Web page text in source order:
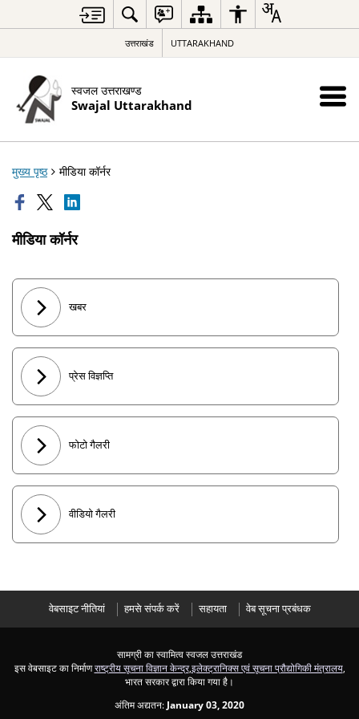
उत्तराखंड UTTARAKHAND
स्वजल उत्तराखण्ड
Swajal Uttarakhand
मुख्य पृष्ठ मीडिया कॉर्नर
मीडिया कॉर्नर
खबर
प्रेस विज्ञप्ति
फोटो गैलरी
वीडियो गैलरी
वेबसाइट नीतियां हमसे संपर्क करें सहायता वेब सूचना प्रबंधक
सामग्री का स्वामित्व स्वजल उत्तराखंड
इस वेबसाइट का निर्माणराष्ट्रीय सूचना विज्ञान केन्द्र,इलेक्ट्रानिक्स एवं सूचना प्रौद्योगिकी मंत्रालय,
भारत सरकार द्वारा किया गया है।
अंतिम अद्यतन: January 03, 2020